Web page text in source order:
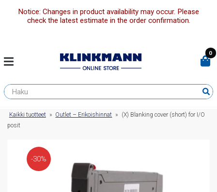
Notice: Changes in product availability may occur. Please
check the latest estimate in the order confirmation.
0
Kaikki tuotteet » Outlet – Erikoishinnat »
(X) Blanking cover (short) for I/O
posit
-30%